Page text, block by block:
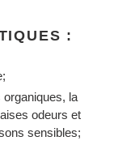
:
la
odeurs et
sensibles;